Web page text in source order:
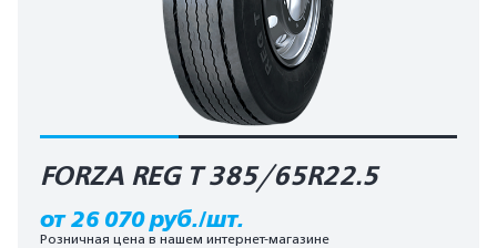
FORZA REG T 385/65R22.5
от 26 070 руб./шт.
Розничная цена в нашем интернет-магазине